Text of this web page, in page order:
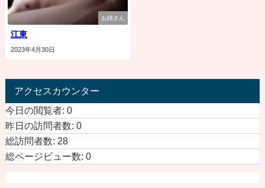
お姉さん
江東
2023年4月30日
アクセスカウンター
今日の閲覧者: 0
昨日の訪問者数: 0
総訪問者数: 28
総ページビュー数: 0